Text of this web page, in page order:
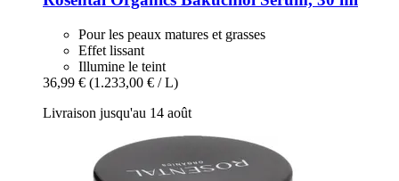
Pour les peaux matures et grasses
Effet lissant
Illumine le teint
36,99 € (1.233,00 € / L)
Livraison jusqu'au 14 août